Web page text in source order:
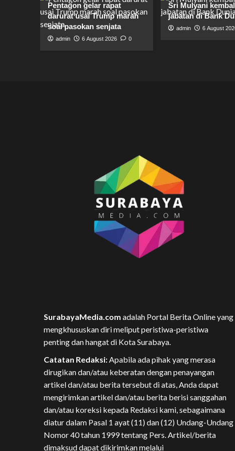
Pentagon gelar rapat
darurat usai Trump marah
soal pasokan senjata
admin 6 August 2026 0
Sri Mulyani
jabatan di Bank
admin 6 August
SurabayaMedia.com adalah Portal Berita Online yang
mengkhususkan diri meliput peristiwa-peristiwa
penting dan hangat di Kota Surabaya.
Catatan Redaksi:Apabila ada pihak yang merasa
dirugikan dan/atau keberatan dengan penayangan
artikel dan/atau berita tersebut di atas, Anda dapat
mengirimkan artikel dan/atau berita berisi sanggahan
dan/atau koreksi kepada Redaksi kami, sebagaimana
diatur dalam Pasal 1 ayat (11) dan (12) Undang-Undang
Nomor 40 tahun 1999 tentang Pers. Artikel/berita
dimaksud dapat dikirimkan melalui